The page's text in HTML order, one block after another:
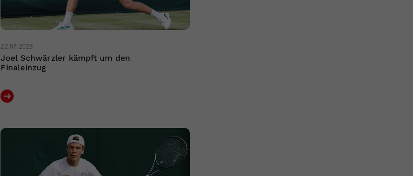
22.07.2023
Joel Schwärzler kämpft um den
Finaleinzug